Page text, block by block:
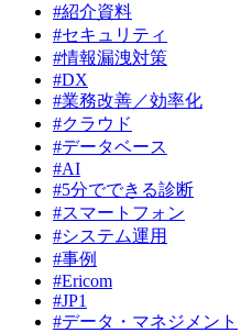
#紹介資料
#セキュリティ
#情報漏洩対策
#DX
#業務改善／効率化
#クラウド
#データベース
#AI
#5分でできる診断
#スマートフォン
#システム運用
#事例
#Ericom
#JP1
#データ・マネジメント